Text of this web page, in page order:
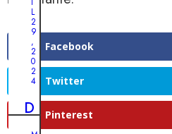
Facebook
Twitter
Pinterest
n
p
e
r
r
d
e
L
o
e
u
g
o
d
L
2
9
,
2
0
2
4
D